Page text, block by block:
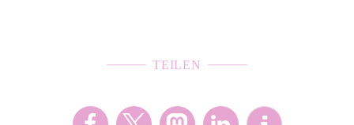
TEILEN